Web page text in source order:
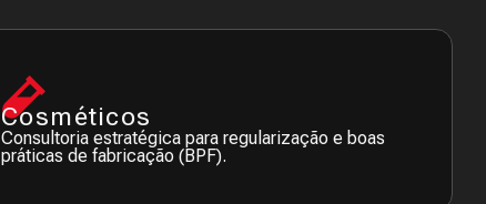
Cosméticos
Consultoria estratégica para regularização e boas
práticas de fabricação (BPF).